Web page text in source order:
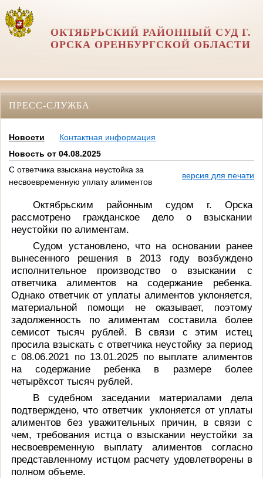
ОКТЯБРЬСКИЙ РАЙОННЫЙ СУД Г.
ОРСКА ОРЕНБУРГСКОЙ ОБЛАСТИ
ПРЕСС-СЛУЖБА
Новости
Контактная информация
Новость от 04.08.2025
С ответчика взыскана неустойка за
несвоевременную уплату алиментов
версия для печати
Октябрьским районным судом г. Орска
рассмотрено гражданское дело о взыскании
неустойки по алиментам.
Судом установлено, что на основании ранее
вынесенного решения в 2013 году возбуждено
исполнительное производство о взыскании с
ответчика алиментов на содержание ребенка.
Однако ответчик от уплаты алиментов уклоняется,
материальной помощи не оказывает, поэтому
задолженность по алиментам составила более
семисот тысяч рублей. В связи с этим истец
просила взыскать с ответчика неустойку за период
с 08.06.2021 по 13.01.2025 по выплате алиментов
на содержание ребенка в размере более
четырёхсот тысяч рублей.
В судебном заседании материалами дела
подтверждено, что ответчик уклоняется от уплаты
алиментов без уважительных причин, в связи с
чем, требования истца о взыскании неустойки за
несвоевременную выплату алиментов согласно
представленному истцом расчету удовлетворены в
полном объеме.